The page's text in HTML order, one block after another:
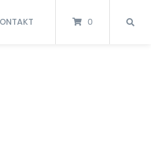
0